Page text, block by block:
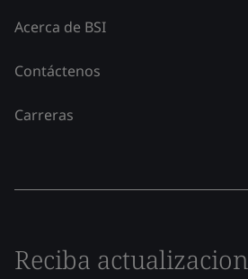
Acerca de BSI
Contáctenos
Carreras
Reciba